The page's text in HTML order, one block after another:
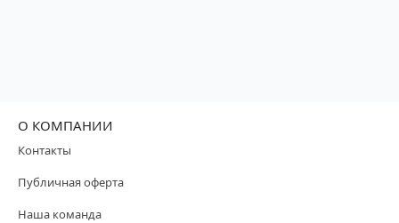
О КОМПАНИИ
Контакты
Публичная оферта
Наша команда